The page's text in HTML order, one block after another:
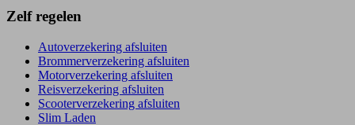
Zelf regelen
Autoverzekering afsluiten
Brommerverzekering afsluiten
Motorverzekering afsluiten
Reisverzekering afsluiten
Scooterverzekering afsluiten
Slim Laden